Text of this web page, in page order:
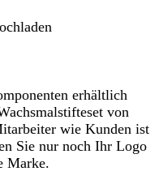
erhältlich
von
wie Kunden ist
Sie nur noch Ihr Logo
Marke.